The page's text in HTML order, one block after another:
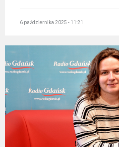
6 października 2025 - 11:21